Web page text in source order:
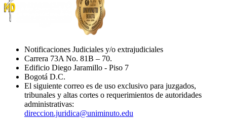
Notificaciones Judiciales y/o extrajudiciales
Carrera 73A No. 81B – 70.
Edificio Diego Jaramillo - Piso 7
Bogotá D.C.
El siguiente correo es de uso exclusivo para juzgados,
tribunales y altas cortes o requerimientos de autoridades
administrativas:
direccion.juridica@uniminuto.edu